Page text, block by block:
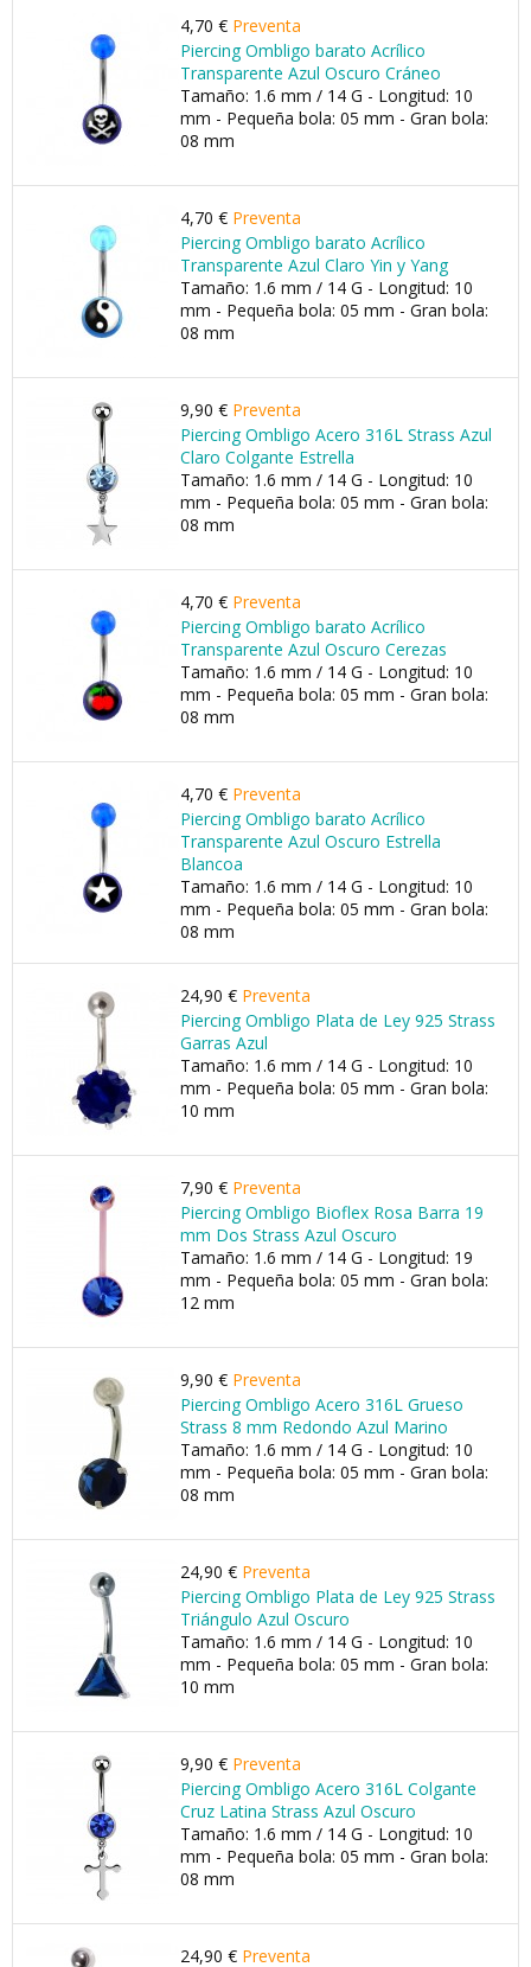
4,70 € Preventa
Piercing Ombligo barato Acrílico
Transparente Azul Oscuro Cráneo
Tamaño: 1.6 mm / 14 G - Longitud: 10
mm - Pequeña bola: 05 mm - Gran bola:
08 mm
4,70 € Preventa
Piercing Ombligo barato Acrílico
Transparente Azul Claro Yin y Yang
Tamaño: 1.6 mm / 14 G - Longitud: 10
mm - Pequeña bola: 05 mm - Gran bola:
08 mm
9,90 € Preventa
Piercing Ombligo Acero 316L Strass Azul
Claro Colgante Estrella
Tamaño: 1.6 mm / 14 G - Longitud: 10
mm - Pequeña bola: 05 mm - Gran bola:
08 mm
4,70 € Preventa
Piercing Ombligo barato Acrílico
Transparente Azul Oscuro Cerezas
Tamaño: 1.6 mm / 14 G - Longitud: 10
mm - Pequeña bola: 05 mm - Gran bola:
08 mm
4,70 € Preventa
Piercing Ombligo barato Acrílico
Transparente Azul Oscuro Estrella
Blancoa
Tamaño: 1.6 mm / 14 G - Longitud: 10
mm - Pequeña bola: 05 mm - Gran bola:
08 mm
24,90 € Preventa
Piercing Ombligo Plata de Ley 925 Strass
Garras Azul
Tamaño: 1.6 mm / 14 G - Longitud: 10
mm - Pequeña bola: 05 mm - Gran bola:
10 mm
7,90 € Preventa
Piercing Ombligo Bioflex Rosa Barra 19
mm Dos Strass Azul Oscuro
Tamaño: 1.6 mm / 14 G - Longitud: 19
mm - Pequeña bola: 05 mm - Gran bola:
12 mm
9,90 € Preventa
Piercing Ombligo Acero 316L Grueso
Strass 8 mm Redondo Azul Marino
Tamaño: 1.6 mm / 14 G - Longitud: 10
mm - Pequeña bola: 05 mm - Gran bola:
08 mm
24,90 € Preventa
Piercing Ombligo Plata de Ley 925 Strass
Triángulo Azul Oscuro
Tamaño: 1.6 mm / 14 G - Longitud: 10
mm - Pequeña bola: 05 mm - Gran bola:
10 mm
9,90 € Preventa
Piercing Ombligo Acero 316L Colgante
Cruz Latina Strass Azul Oscuro
Tamaño: 1.6 mm / 14 G - Longitud: 10
mm - Pequeña bola: 05 mm - Gran bola:
08 mm
24,90 € Preventa